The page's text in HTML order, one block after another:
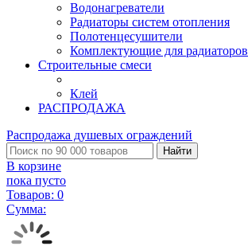
Водонагреватели
Радиаторы систем отопления
Полотенцесушители
Комплектующие для радиаторов
Строительные смеси
Клей
РАСПРОДАЖА
Распродажа душевых ограждений
Найти
В корзине
пока пусто
Товаров: 0
Сумма: